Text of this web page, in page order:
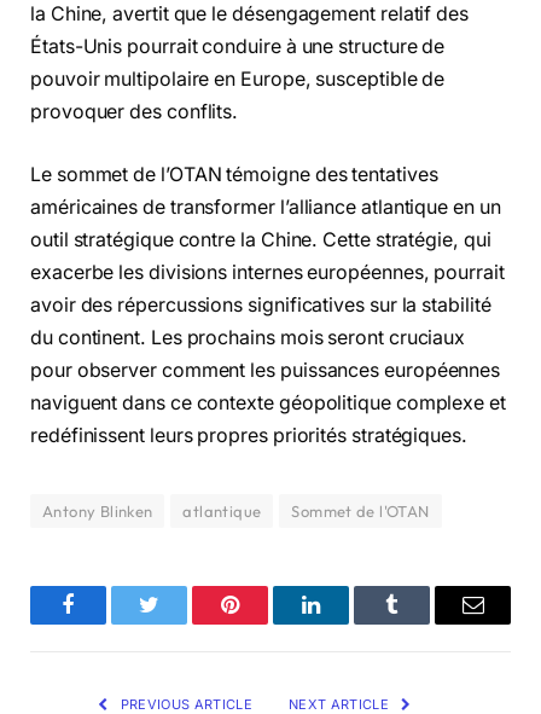
la Chine, avertit que le désengagement relatif des
États-Unis pourrait conduire à une structure de
pouvoir multipolaire en Europe, susceptible de
provoquer des conflits.
Le sommet de l’OTAN témoigne des tentatives
américaines de transformer l’alliance atlantique en un
outil stratégique contre la Chine. Cette stratégie, qui
exacerbe les divisions internes européennes, pourrait
avoir des répercussions significatives sur la stabilité
du continent. Les prochains mois seront cruciaux
pour observer comment les puissances européennes
naviguent dans ce contexte géopolitique complexe et
redéfinissent leurs propres priorités stratégiques.
Antony Blinken atlantique Sommet de l'OTAN
FacebookTwitter Pinterest LinkedInTumblr Email
PREVIOUS ARTICLE NEXT ARTICLE